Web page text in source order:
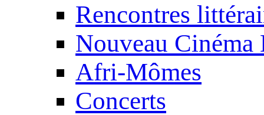
Rencontres
Nouveau Cinéma
Afri-Mômes
Concerts